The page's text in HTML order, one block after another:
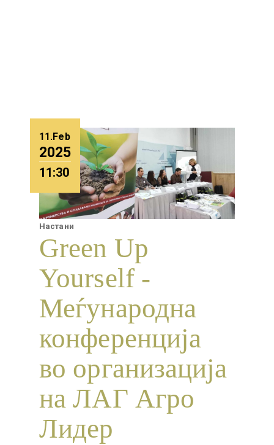
11.Feb
2025
11:30
Настани
Green Up
Yourself -
Меѓународна
конференција
во организација
на ЛАГ Агро
Лидер